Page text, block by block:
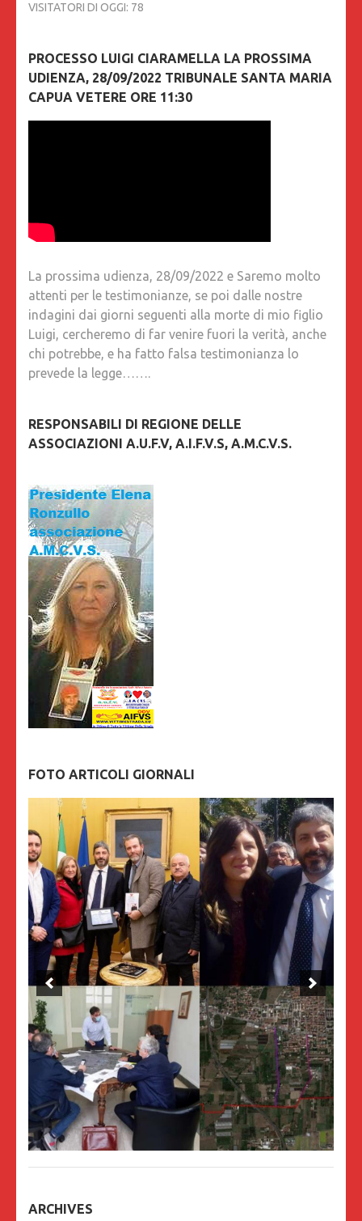
VISITATORI DI OGGI: 78
PROCESSO LUIGI CIARAMELLA LA PROSSIMA
UDIENZA, 28/09/2022 TRIBUNALE SANTA MARIA
CAPUA VETERE ORE 11:30
La prossima udienza, 28/09/2022 e Saremo molto
attenti per le testimonianze, se poi dalle nostre
indagini dai giorni seguenti alla morte di mio figlio
Luigi, cercheremo di far venire fuori la verità, anche
chi potrebbe, e ha fatto falsa testimonianza lo
prevede la legge…….
RESPONSABILI DI REGIONE DELLE
ASSOCIAZIONI A.U.F.V, A.I.F.V.S, A.M.C.V.S.
FOTO ARTICOLI GIORNALI
ARCHIVES